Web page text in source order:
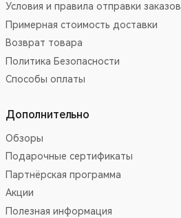
Условия и правила отправки заказов
Примерная стоимость доставки
Возврат товара
Политика Безопасности
Способы оплаты
Дополнительно
Обзоры
Подарочные сертификаты
Партнёрская программа
Акции
Полезная информация